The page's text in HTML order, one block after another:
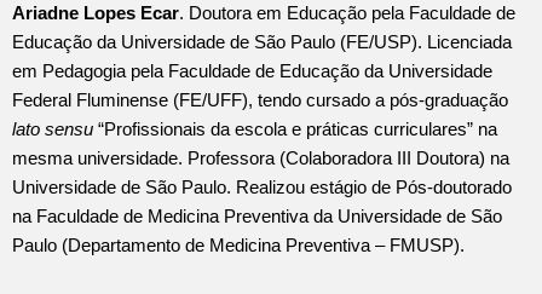
Ariadne Lopes Ecar. Doutora em Educação pela Faculdade de
Educação da Universidade de São Paulo (FE/USP). Licenciada
em Pedagogia pela Faculdade de Educação da Universidade
Federal Fluminense (FE/UFF), tendo cursado a pós-graduação
lato sensu “Profissionais da escola e práticas curriculares” na
mesma universidade. Professora (Colaboradora III Doutora) na
Universidade de São Paulo. Realizou estágio de Pós-doutorado
na Faculdade de Medicina Preventiva da Universidade de São
Paulo (Departamento de Medicina Preventiva – FMUSP).